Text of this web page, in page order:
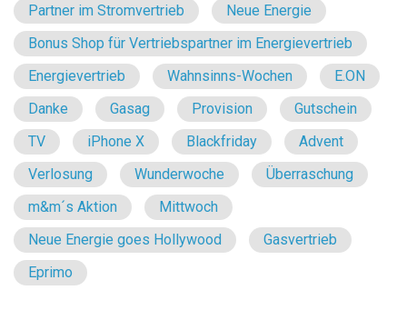
Partner im Stromvertrieb
Neue Energie
Bonus Shop für Vertriebspartner im Energievertrieb
Energievertrieb
Wahnsinns-Wochen
E.ON
Danke
Gasag Provision
Gutschein
TV
iPhone X Blackfriday
Advent
Verlosung
Wunderwoche
Überraschung
m&m´s Aktion
Mittwoch
Neue Energie goes Hollywood
Gasvertrieb
Eprimo